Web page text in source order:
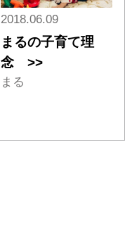
2018.06.09
まるの子育て理
念 >>
まる